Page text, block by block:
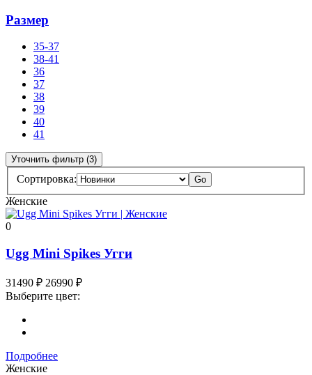
Размер
35-37
38-41
36
37
38
39
40
41
Уточнить фильтр (3)
Сортировка: Go
Женские
0
Ugg Mini Spikes Угги
31490 ₽ 26990 ₽
Выберите цвет:
Подробнее
Женские